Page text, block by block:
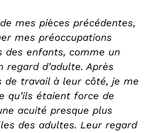
mes pièces précédentes,
mes préoccupations
des enfants, comme un
d’adulte. Après
de travail à leur côté, je me
qu’ils étaient force de
acuité presque plus
des adultes. Leur regard